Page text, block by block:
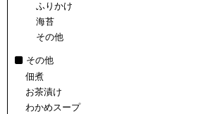
ふりかけ
海苔
その他
その他
佃煮
お茶漬け
わかめスープ